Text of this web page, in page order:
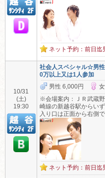
ネット予約：前日迄
10/31
(土)
19:30
社会人スペシャル☆男
0万以上又は1人参加
男性 6,000円
※会場案内：ＪＲ武蔵
崎線の新越谷駅からい
入り口は正面から右側
ネット予約：前日迄